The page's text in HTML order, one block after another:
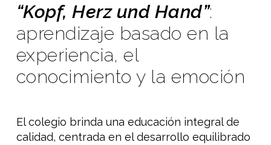
“Kopf, Herz und Hand”:
aprendizaje basado en la
experiencia, el
conocimiento y la emoción
El colegio brinda una educación integral de
calidad, centrada en el desarrollo equilibrado